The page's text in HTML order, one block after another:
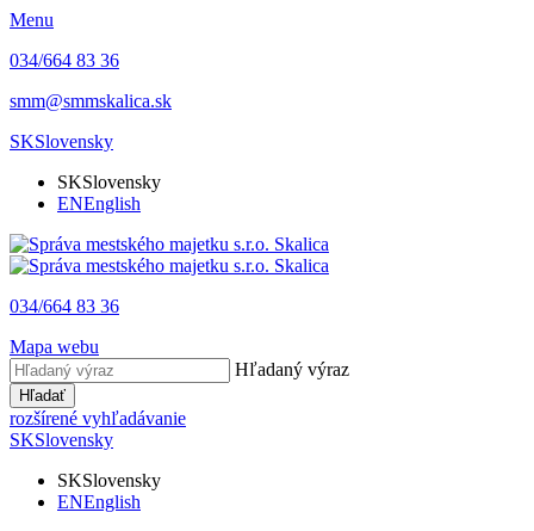
Menu
034/664 83 36
smm@smmskalica.sk
SKSlovensky
SKSlovensky
ENEnglish
034/664 83 36
Mapa webu
Hľadaný výraz
Hľadať
rozšírené vyhľadávanie
SKSlovensky
SKSlovensky
ENEnglish